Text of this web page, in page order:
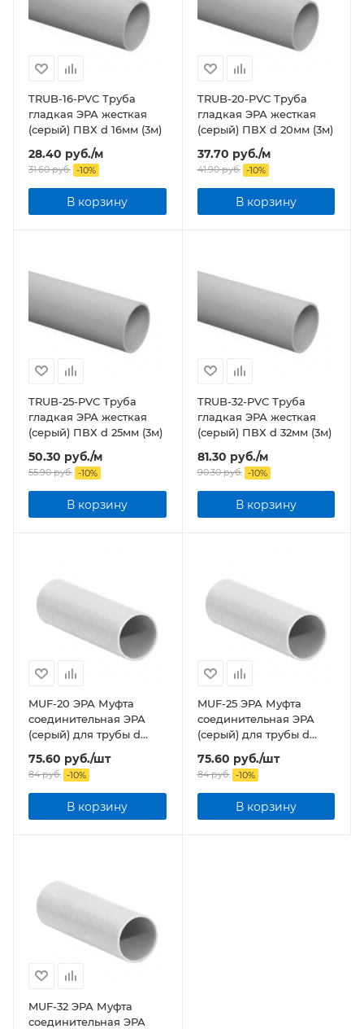
TRUB-16-PVC Труба
гладкая ЭРА жесткая
(серый) ПВХ d 16мм (3м)
28.40 руб./м
31.60руб. -10%
В корзину
TRUB-20-PVC Труба
гладкая ЭРА жесткая
(серый) ПВХ d 20мм (3м)
37.70 руб./м
41.90руб. -10%
В корзину
TRUB-25-PVC Труба
гладкая ЭРА жесткая
(серый) ПВХ d 25мм (3м)
50.30 руб./м
55.90руб. -10%
В корзину
TRUB-32-PVC Труба
гладкая ЭРА жесткая
(серый) ПВХ d 32мм (3м)
81.30 руб./м
90.30руб. -10%
В корзину
MUF-20 ЭРА Муфта
соединительная ЭРА
(серый) для трубы d
75.60 руб./шт
84руб. -10%
В корзину
MUF-25 ЭРА Муфта
соединительная ЭРА
(серый) для трубы d
75.60 руб./шт
84руб. -10%
В корзину
MUF-32 ЭРА Муфта
соединительная ЭРА